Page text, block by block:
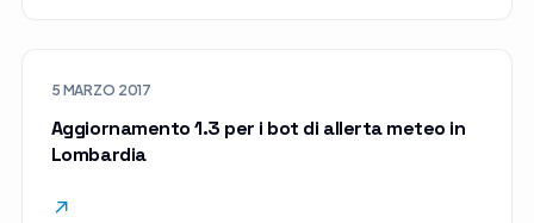
5 MARZO 2017
Aggiornamento 1.3 per i bot di allerta meteo in
Lombardia
↗